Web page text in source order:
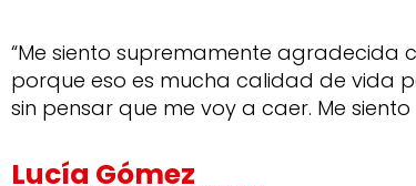
“Me siento supremamente agradecida
porque eso es mucha calidad de vida
sin pensar que me voy a caer. Me siento
Lucía Gómez